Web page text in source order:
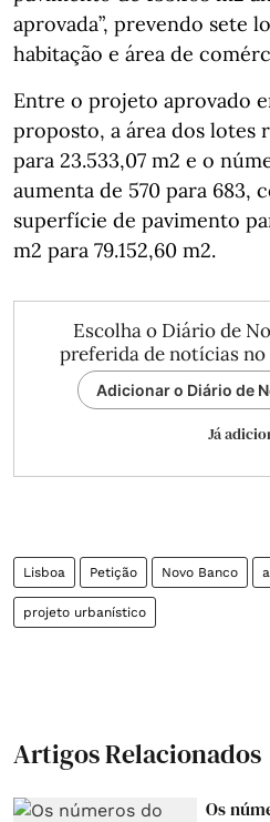
aprovada”, prevendo sete
habitação e área de
Entre o projeto aprovado
proposto, a área dos lotes
para 23.533,07 m2 e o
aumenta de 570 para 683,
superfície de pavimento
m2 para 79.152,60 m2.
Escolha o Diário de
preferida de notícias no
Adicionar o Diário de
Já
Lisboa Petição Novo Banco
projeto urbanístico
Artigos Relacionados
Os